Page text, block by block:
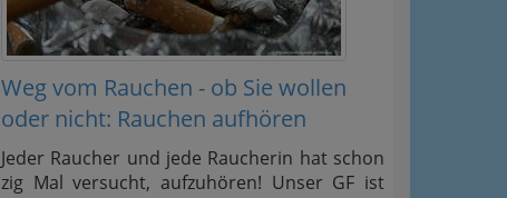
Weg vom Rauchen - ob Sie wollen
oder nicht: Rauchen aufhören
Jeder Raucher und jede Raucherin hat schon
zig Mal versucht, aufzuhören! Unser GF ist